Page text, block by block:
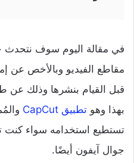
في مقالة اليوم سوف نتحدث
مقاطع الفيديو وبالأخص عن
قبل القيام بنشرها وذلك
بهذا وهو تطبيق CapCut
تستطيع استخدامه سواء كنت
جوال آيفون أيضًا.